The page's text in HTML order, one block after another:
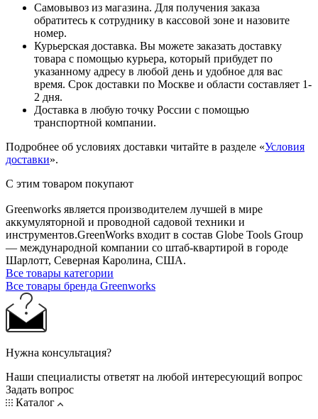
Самовывоз из магазина. Для получения заказа
обратитесь к сотруднику в кассовой зоне и назовите
номер.
Курьерская доставка. Вы можете заказать доставку
товара с помощью курьера, который прибудет по
указанному адресу в любой день и удобное для вас
время. Срок доставки по Москве и области составляет 1-
2 дня.
Доставка в любую точку России с помощью
транспортной компании.
Подробнее об условиях доставки читайте в разделе «Условия
доставки».
С этим товаром покупают
Greenworks является производителем лучшей в мире
аккумуляторной и проводной садовой техники и
инструментов.GreenWorks входит в состав Globe Tools Group
— международной компании со штаб-квартирой в городе
Шарлотт, Северная Каролина, США.
Все товары категории
Все товары бренда Greenworks
Нужна консультация?
Наши специалисты ответят на любой интересующий вопрос
Задать вопрос
Каталог